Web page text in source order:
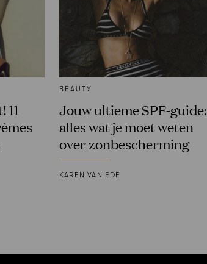
11
BEAUTY
Jouw ultieme SPF-guide:
alles wat je moet weten
over zonbescherming
KAREN VAN EDE